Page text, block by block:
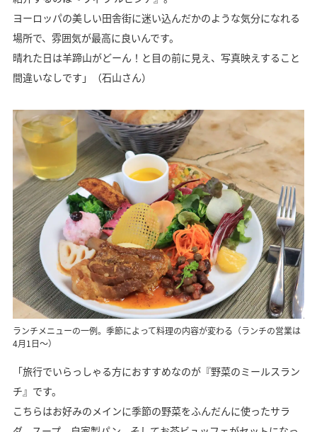
ヨーロッパの美しい田舎街に迷い込んだかのような気分になれる
場所で、雰囲気が最高に良いんです。
晴れた日は羊蹄山がどーん！と目の前に見え、写真映えすること
間違いなしです」（石山さん）
ランチメニューの一例。季節によって料理の内容が変わる（ランチの営業は
4月1日～）
「旅行でいらっしゃる方におすすめなのが『野菜のミールスラン
チ』です。
こちらはお好みのメインに季節の野菜をふんだんに使ったサラ